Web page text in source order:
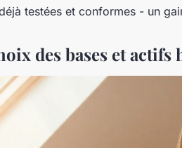
testées et conformes - un
des bases et